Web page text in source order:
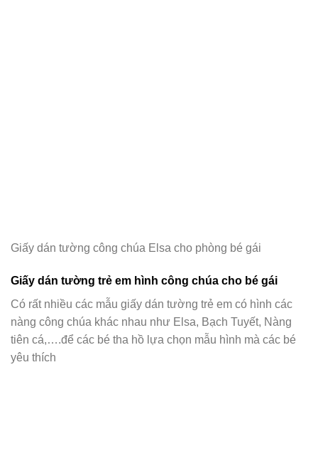
Giấy dán tường công chúa Elsa cho phòng bé gái
Giấy dán tường trẻ em hình công chúa cho bé gái
Có rất nhiều các mẫu giấy dán tường trẻ em có hình các
nàng công chúa khác nhau như Elsa, Bạch Tuyết, Nàng
tiên cá,….để các bé tha hồ lựa chọn mẫu hình mà các bé
yêu thích